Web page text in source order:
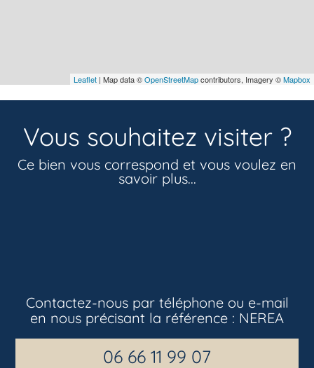
Leaflet | Map data ©OpenStreetMapcontributors, Imagery ©Mapbox
Vous souhaitez visiter ?
Ce bien vous correspond et vous voulez en
savoir plus...
Contactez-nous par téléphone ou e-mail
en nous précisant la référence : NEREA
06 66 11 99 07